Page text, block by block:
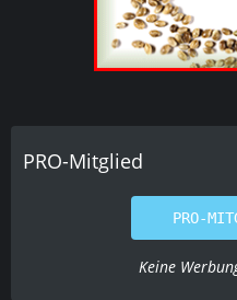
PRO-Mitglied
PRO-
Keine